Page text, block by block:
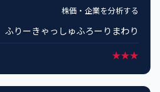
株価・企業を分析する
ふりーきゃっしゅふろーりまわり
★★★